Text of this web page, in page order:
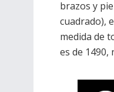
brazos y
cuadrado),
medida de
es de 1490,